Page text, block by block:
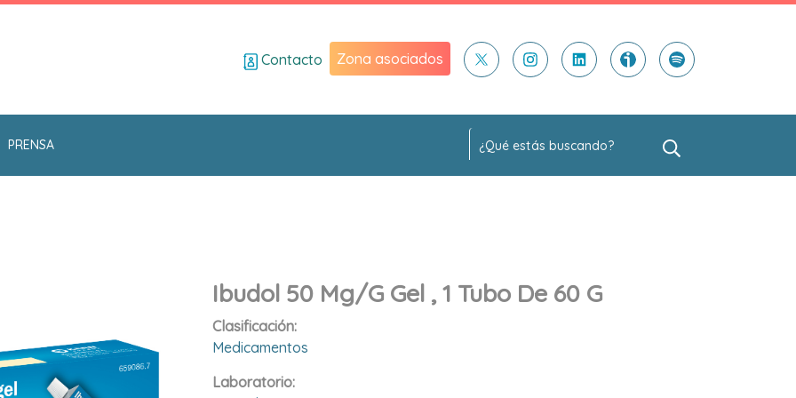
Contacto Zona asociados
PRENSA
Ibudol 50 Mg/g Gel , 1 Tubo De 60 G
Clasificación:
Medicamentos
Laboratorio: